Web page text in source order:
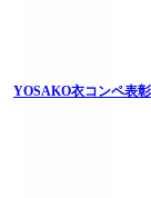
YOSAKO衣コンペ表